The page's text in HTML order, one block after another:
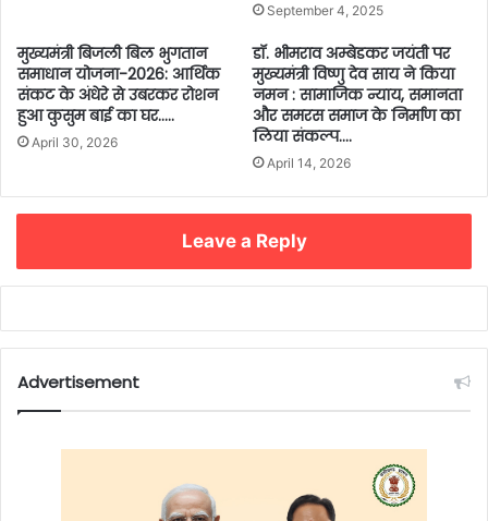
September 4, 2025
मुख्यमंत्री बिजली बिल भुगतान
समाधान योजना-2026: आर्थिक
संकट के अंधेरे से उबरकर रोशन
हुआ कुसुम बाई का घर…..
April 30, 2026
डॉ. भीमराव अम्बेडकर जयंती पर
मुख्यमंत्री विष्णु देव साय ने किया
नमन : सामाजिक न्याय, समानता
और समरस समाज के निर्माण का
लिया संकल्प….
April 14, 2026
Leave a Reply
Advertisement